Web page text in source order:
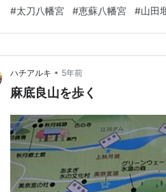
上流右岸 七米の 水底より発掘す
年前です。 …
#太刀八幡宮 #恵蘇八幡宮 #山田
ハチアルキ • 5年前
麻底良山を歩く